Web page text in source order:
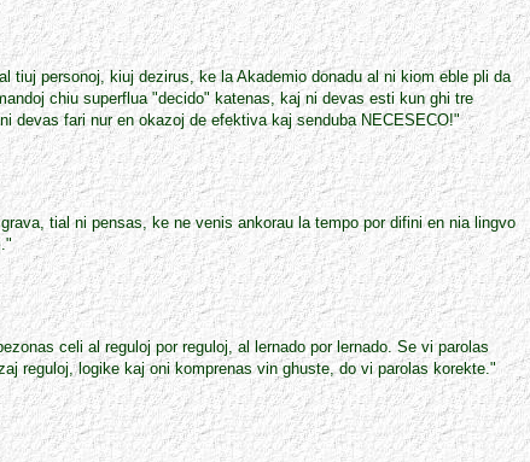
tiuj personoj, kiuj dezirus, ke la Akademio donadu al ni kiom eble pli da
chiu superflua "decido" katenas, kaj ni devas esti kun ghi tre
devas fari nur en okazoj de efektiva kaj senduba NECESECO!"
tial ni pensas, ke ne venis ankorau la tempo por difini en nia lingvo
celi al reguloj por reguloj, al lernado por lernado. Se vi parolas
reguloj, logike kaj oni komprenas vin ghuste, do vi parolas korekte."